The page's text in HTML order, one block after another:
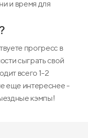
и время для
прогресс в
сыграть свой
всего 1-2
еще интереснее -
кэмпы!